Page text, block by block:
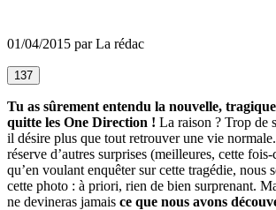
01/04/2015 par La rédac
137
Tu as sûrement entendu la nouvelle,
quitte les One Direction ! La raison ? Trop de
il désire plus que tout retrouver une vie
réserve d’autres surprises (meilleures, cette
qu’en voulant enquêter sur cette tragédie, nous
cette photo : à priori, rien de bien surprenant.
ne devineras jamais ce que nous avons